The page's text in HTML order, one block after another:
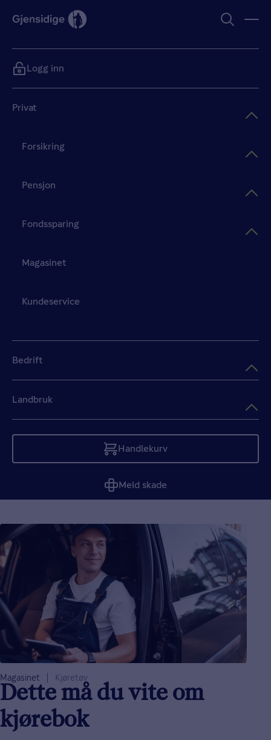
Privat
Forsikring
Pensjon
Fondssparing
Magasinet
Kundeservice
Bedrift
Landbruk
Handlekurv
Tom
Meld skade
Logg inn
Magasinet Kjøretøy
Dette må du vite om
kjørebok